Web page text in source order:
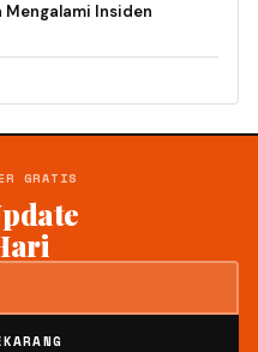
Mengalami Insiden
GRATIS